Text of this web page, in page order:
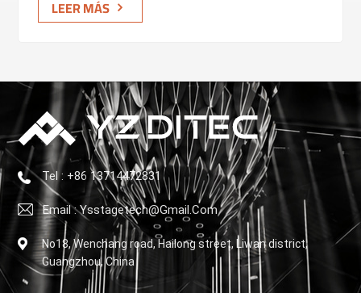
gama. 2. Ideas claveMotor de inducciónUna fuente de
alimentación re...
LEER MÁS
Tel : +86 13714472831
Email : Ysstagetech@gmail.com
No18, Wenchang road, Hailong street, Liwan district,
Guangzhou, China